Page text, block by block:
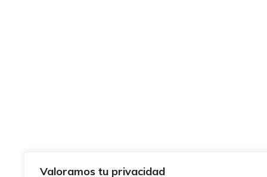
Valoramos tu privacidad